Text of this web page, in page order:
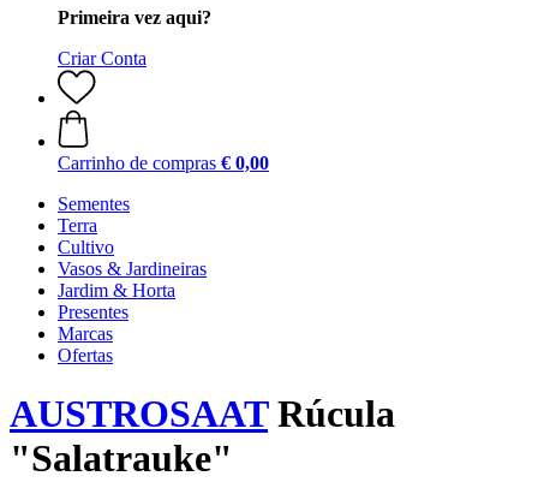
Primeira vez aqui?
Criar Conta
Carrinho de compras € 0,00
Sementes
Terra
Cultivo
Vasos & Jardineiras
Jardim & Horta
Presentes
Marcas
Ofertas
AUSTROSAATRúcula
"Salatrauke"